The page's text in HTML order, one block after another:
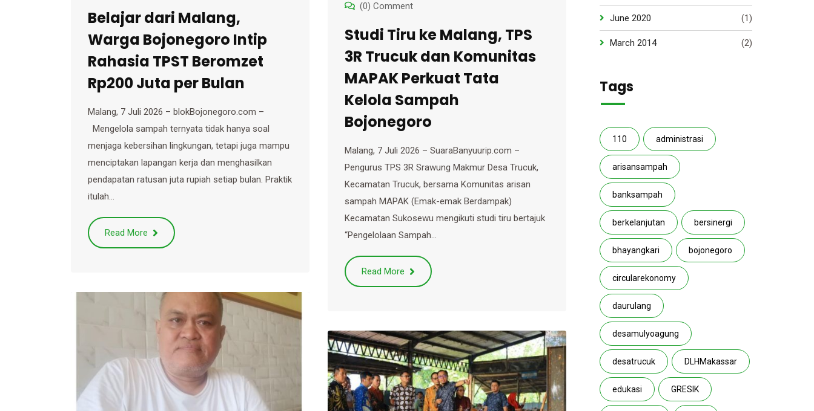
Belajar dari Malang,
Warga Bojonegoro Intip
Rahasia TPST Beromzet
Rp200 Juta per Bulan
Malang, 7 Juli 2026 – blokBojonegoro.com –
Mengelola sampah ternyata tidak hanya soal
menjaga kebersihan lingkungan, tetapi juga mampu
menciptakan lapangan kerja dan menghasilkan
pendapatan ratusan juta rupiah setiap bulan. Praktik
itulah…
Read More
(0) Comment
Studi Tiru ke Malang, TPS
3R Trucuk dan Komunitas
MAPAK Perkuat Tata
Kelola Sampah
Bojonegoro
Malang, 7 Juli 2026 – SuaraBanyuurip.com –
Pengurus TPS 3R Srawung Makmur Desa Trucuk,
Kecamatan Trucuk, bersama Komunitas arisan
sampah MAPAK (Emak-emak Berdampak)
Kecamatan Sukosewu mengikuti studi tiru bertajuk
“Pengelolaan Sampah…
Read More
June 2020 (1)
March 2014 (2)
Tags
110 administrasi
arisansampah
banksampah
berkelanjutan bersinergi
bhayangkari bojonegoro
circularekonomy
daurulang
desamulyoagung
desatrucuk DLHMakassar
edukasi GRESIK